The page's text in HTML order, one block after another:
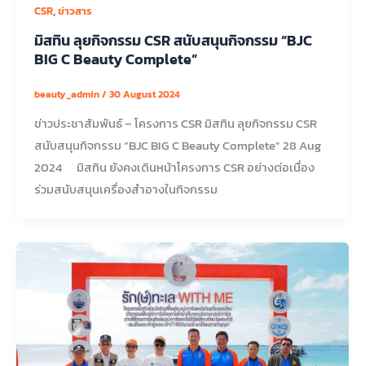
CSR,ข่าวสาร
มิสทิน ลุยกิจกรรม CSR สนับสนุนกิจกรรม “BJC
BIG C Beauty Complete”
beauty_admin/ 30 August 2024
ข่าวประชาสัมพันธ์ – โครงการ CSR มิสทิน ลุยกิจกรรม CSR
สนับสนุนกิจกรรม “BJC BIG C Beauty Complete” 28 Aug
2024 มิสทิน ยังคงเดินหน้าโครงการ CSR อย่างต่อเนื่อง
ร่วมสนับสนุนเครื่องสำอางในกิจกรรม